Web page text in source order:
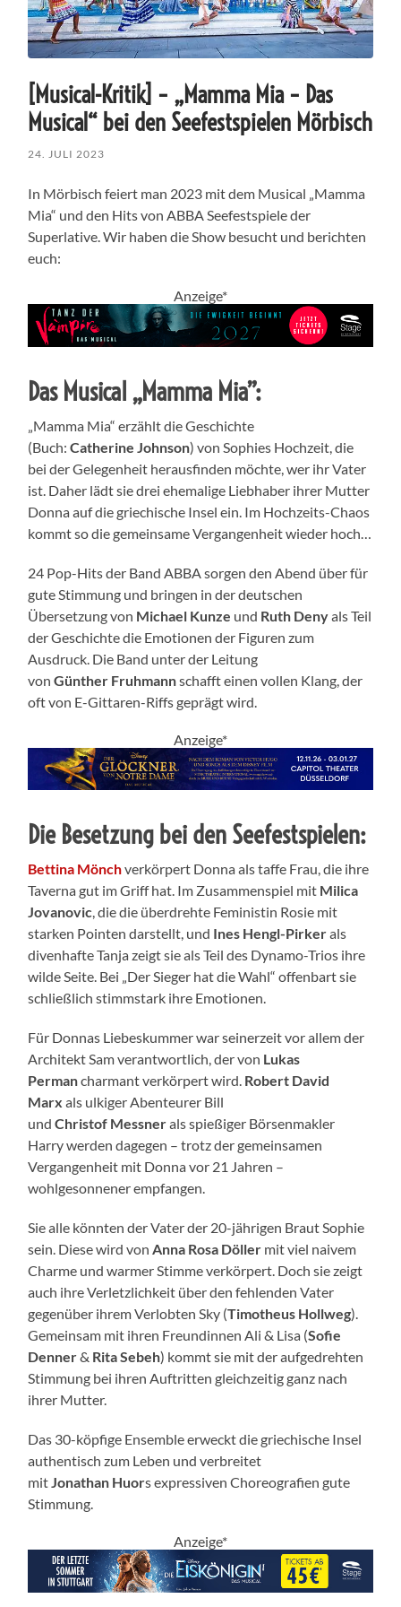
[Musical-Kritik] – „Mamma Mia – Das
Musical“ bei den Seefestspielen Mörbisch
24. JULI 2023
In Mörbisch feiert man 2023 mit dem Musical „Mamma
Mia“ und den Hits von ABBA Seefestspiele der
Superlative. Wir haben die Show besucht und berichten
euch:
Anzeige*
Das Musical „Mamma Mia”:
„Mamma Mia“ erzählt die Geschichte
(Buch:Catherine Johnson) von Sophies Hochzeit, die
bei der Gelegenheit herausfinden möchte, wer ihr Vater
ist. Daher lädt sie drei ehemalige Liebhaber ihrer Mutter
Donna auf die griechische Insel ein. Im Hochzeits-Chaos
kommt so die gemeinsame Vergangenheit wieder hoch…
24 Pop-Hits der Band ABBA sorgen den Abend über für
gute Stimmung und bringen in der deutschen
Übersetzung von Michael Kunze und Ruth Denyals Teil
der Geschichte die Emotionen der Figuren zum
Ausdruck. Die Band unter der Leitung
vonGünther Fruhmannschafft einen vollen Klang, der
oft von E-Gittaren-Riffs geprägt wird.
Anzeige*
Die Besetzung bei den Seefestspielen:
Bettina Mönchverkörpert Donna als taffe Frau, die ihre
Taverna gut im Griff hat. Im Zusammenspiel mit Milica
Jovanovic, die die überdrehte Feministin Rosie mit
starken Pointen darstellt, und Ines Hengl-Pirkerals
divenhafte Tanja zeigt sie als Teil des Dynamo-Trios ihre
wilde Seite. Bei „Der Sieger hat die Wahl“ offenbart sie
schließlich stimmstark ihre Emotionen.
Für Donnas Liebeskummer war seinerzeit vor allem der
Architekt Sam verantwortlich, der von Lukas
Permancharmant verkörpert wird. Robert David
Marx als ulkiger Abenteurer Bill
undChristof Messnerals spießiger Börsenmakler
Harry werden dagegen – trotz der gemeinsamen
Vergangenheit mit Donna vor 21 Jahren –
wohlgesonnener empfangen.
Sie alle könnten der Vater der 20-jährigen Braut Sophie
sein. Diese wird vonAnna Rosa Döller mit viel naivem
Charme und warmer Stimme verkörpert. Doch sie zeigt
auch ihre Verletzlichkeit über den fehlenden Vater
gegenüber ihrem Verlobten Sky (Timotheus Hollweg).
Gemeinsam mit ihren Freundinnen Ali & Lisa (Sofie
Denner& RitaSebeh) kommt sie mit der aufgedrehten
Stimmung bei ihren Auftritten gleichzeitig ganz nach
ihrer Mutter.
Das 30-köpfige Ensemble erweckt die griechische Insel
authentisch zum Leben und verbreitet
mitJonathan Huors expressiven Choreografien gute
Stimmung.
Anzeige*